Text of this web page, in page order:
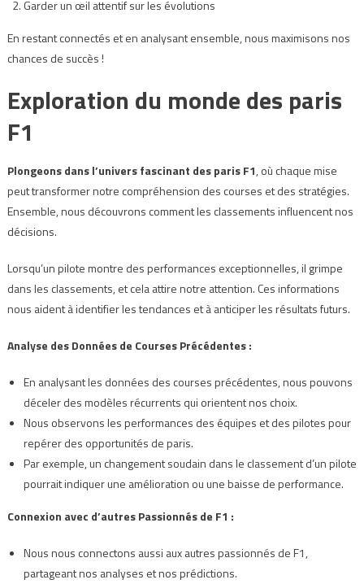
Garder un œil attentif sur les évolutions
En restant connectés et en analysant ensemble, nous maximisons nos
chances de succès !
Exploration du monde des paris
F1
Plongeons dans l’univers fascinant des paris F1, où chaque mise
peut transformer notre compréhension des courses et des stratégies.
Ensemble, nous découvrons comment les classements influencent nos
décisions.
Lorsqu’un pilote montre des performances exceptionnelles, il grimpe
dans les classements, et cela attire notre attention. Ces informations
nous aident à identifier les tendances et à anticiper les résultats futurs.
Analyse des Données de Courses Précédentes :
En analysant les données des courses précédentes, nous pouvons
déceler des modèles récurrents qui orientent nos choix.
Nous observons les performances des équipes et des pilotes pour
repérer des opportunités de paris.
Par exemple, un changement soudain dans le classement d’un pilote
pourrait indiquer une amélioration ou une baisse de performance.
Connexion avec d’autres Passionnés de F1 :
Nous nous connectons aussi aux autres passionnés de F1,
partageant nos analyses et nos prédictions.